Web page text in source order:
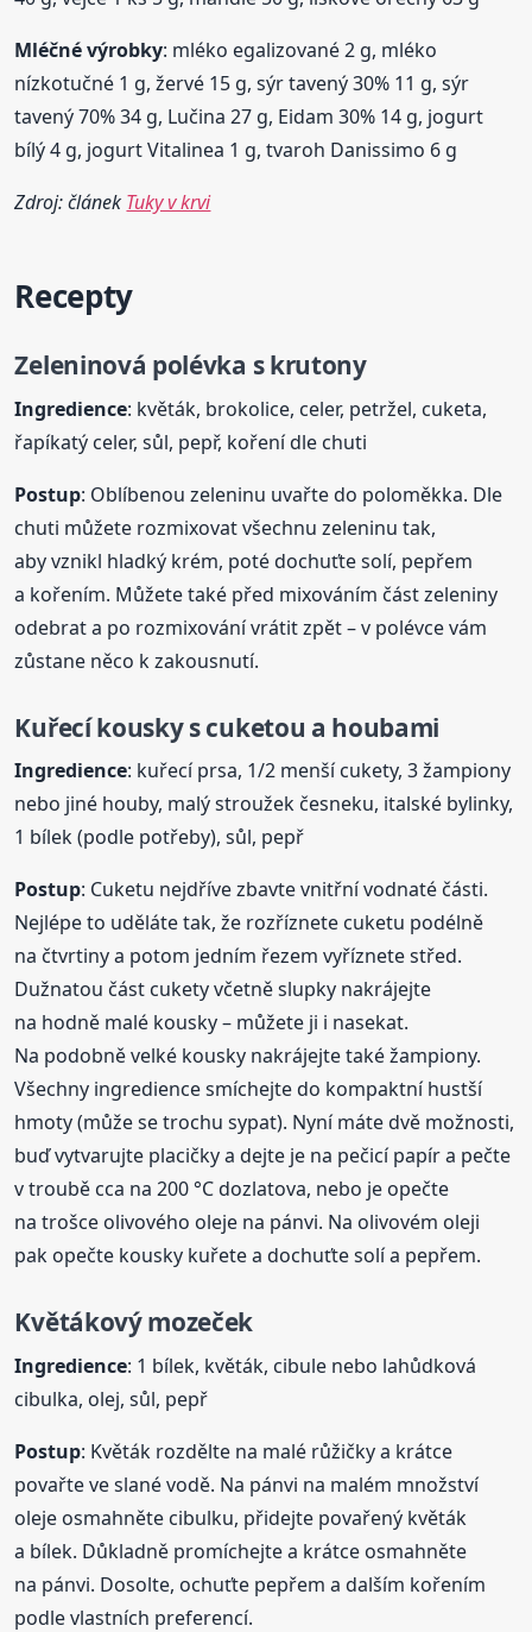
Mléčné výrobky: mléko egalizované 2 g, mléko
nízkotučné 1 g, žervé 15 g, sýr tavený 30% 11 g, sýr
tavený 70% 34 g, Lučina 27 g, Eidam 30% 14 g, jogurt
bílý 4 g, jogurt Vitalinea 1 g, tvaroh Danissimo 6 g
Zdroj: článek Tuky v krvi
Recepty
Zeleninová polévka s krutony
Ingredience: květák, brokolice, celer, petržel, cuketa,
řapíkatý celer, sůl, pepř, koření dle chuti
Postup: Oblíbenou zeleninu uvařte do poloměkka. Dle
chuti můžete rozmixovat všechnu zeleninu tak,
aby vznikl hladký krém, poté dochuťte solí, pepřem
a kořením. Můžete také před mixováním část zeleniny
odebrat a po rozmixování vrátit zpět – v polévce vám
zůstane něco k zakousnutí.
Kuřecí kousky s cuketou a houbami
Ingredience: kuřecí prsa, 1/2 menší cukety, 3 žampiony
nebo jiné houby, malý stroužek česneku, italské bylinky,
1 bílek (podle potřeby), sůl, pepř
Postup: Cuketu nejdříve zbavte vnitřní vodnaté části.
Nejlépe to uděláte tak, že rozříznete cuketu podélně
na čtvrtiny a potom jedním řezem vyříznete střed.
Dužnatou část cukety včetně slupky nakrájejte
na hodně malé kousky – můžete ji i nasekat.
Na podobně velké kousky nakrájejte také žampiony.
Všechny ingredience smíchejte do kompaktní hustší
hmoty (může se trochu sypat). Nyní máte dvě možnosti,
buď vytvarujte placičky a dejte je na pečicí papír a pečte
v troubě cca na 200 °C dozlatova, nebo je opečte
na trošce olivového oleje na pánvi. Na olivovém oleji
pak opečte kousky kuřete a dochuťte solí a pepřem.
Květákovýmozeček
Ingredience: 1 bílek, květák, cibule nebo lahůdková
cibulka, olej, sůl, pepř
Postup: Květák rozdělte na malé růžičky a krátce
povařte ve slané vodě. Na pánvi na malém množství
oleje osmahněte cibulku, přidejte povařený květák
a bílek. Důkladně promíchejte a krátce osmahněte
na pánvi. Dosolte, ochuťte pepřem a dalším kořením
podle vlastních preferencí.